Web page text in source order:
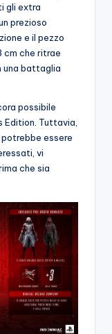
gli extra
prezioso
e il pezzo
che ritrae
una battaglia
possibile
Tuttavia,
essere
vi
che sia